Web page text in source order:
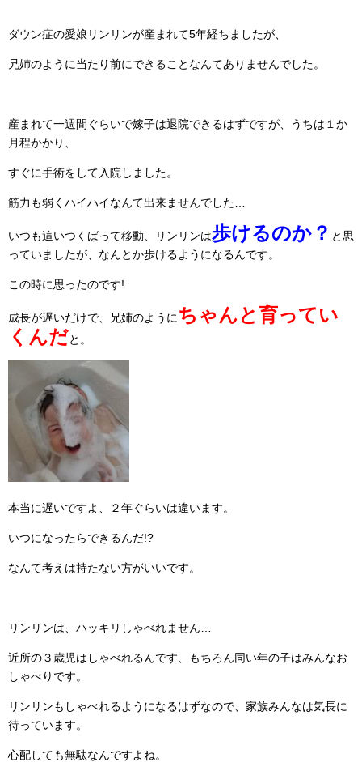
ダウン症の愛娘リンリンが産まれて5年経ちましたが、
兄姉のように当たり前にできることなんてありませんでした。
産まれて一週間ぐらいで嫁子は退院できるはずですが、うちは１か
月程かかり、
すぐに手術をして入院しました。
筋力も弱くハイハイなんて出来ませんでした…
いつも這いつくばって移動、リンリンは歩けるのか？ と思
っていましたが、なんとか歩けるようになるんです。
この時に思ったのです!
成長が遅いだけで、兄姉のように ちゃんと育ってい
くんだと。
本当に遅いですよ、２年ぐらいは違います。
いつになったらできるんだ!?
なんて考えは持たない方がいいです。
リンリンは、ハッキリしゃべれません…
近所の３歳児はしゃべれるんです、もちろん同い年の子はみんなお
しゃべりです。
リンリンもしゃべれるようになるはずなので、家族みんなは気長に
待っています。
心配しても無駄なんですよね。